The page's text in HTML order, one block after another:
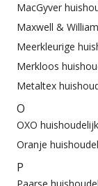
MacGyver
Maxwell &
Meerkleurige
Merkloos
Metaltex
O
OXO
Oranje
P